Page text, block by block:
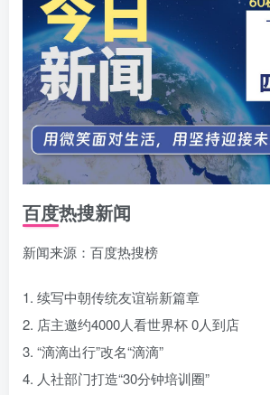
百度热搜新闻
新闻来源：百度热搜榜
1. 续写中朝传统友谊崭新篇章
2. 店主邀约4000人看世界杯 0人到店
3. “滴滴出行”改名“滴滴”
4. 人社部门打造“30分钟培训圈”